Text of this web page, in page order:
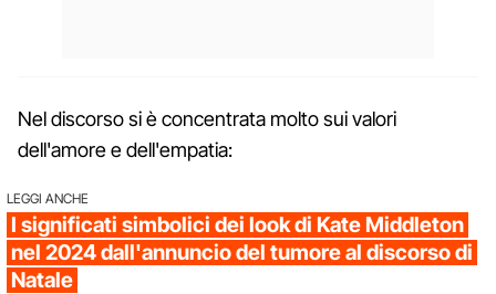
Nel discorso si è concentrata molto sui valori
dell'amore e dell'empatia:
LEGGI ANCHE
I significati simbolici dei look di Kate Middleton
nel 2024 dall'annuncio del tumore al discorso di
Natale